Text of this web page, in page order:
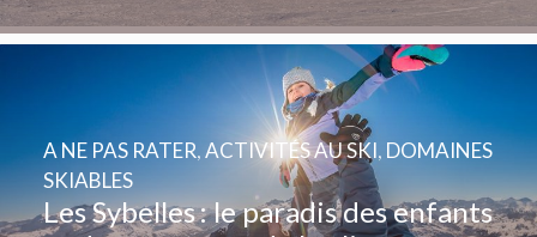
Les Sybelles : le paradis des enfants
A NE PAS RATER,ACTIVITÉS AU SKI, DOMAINES
SKIABLES